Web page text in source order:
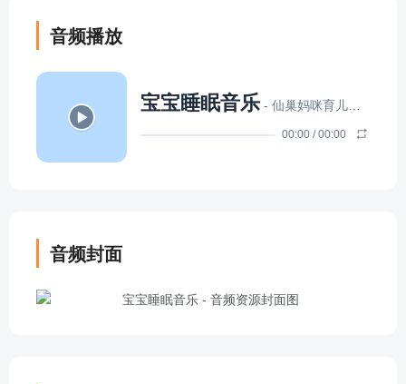
音频播放
宝宝睡眠音乐 - 仙巢妈咪育儿小课堂
00:00 /00:00
音频封面